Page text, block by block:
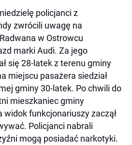
policjanci z
zwrócili uwagę na
w Ostrowcu
marki Audi. Za jego
się 28-latek z terenu gminy
miejscu pasażera siedział
gminy 30-latek. Po chwili do
mieszkaniec gminy
widok funkcjonariuszy zaczął
Policjanci nabrali
mogą posiadać narkotyki.